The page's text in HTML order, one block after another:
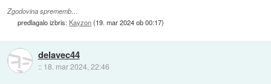
Zgodovina sprememb…
predlagalo izbris: Kayzon(19. mar 2024 ob 00:17)
delavec44
:: 18. mar 2024, 22:46